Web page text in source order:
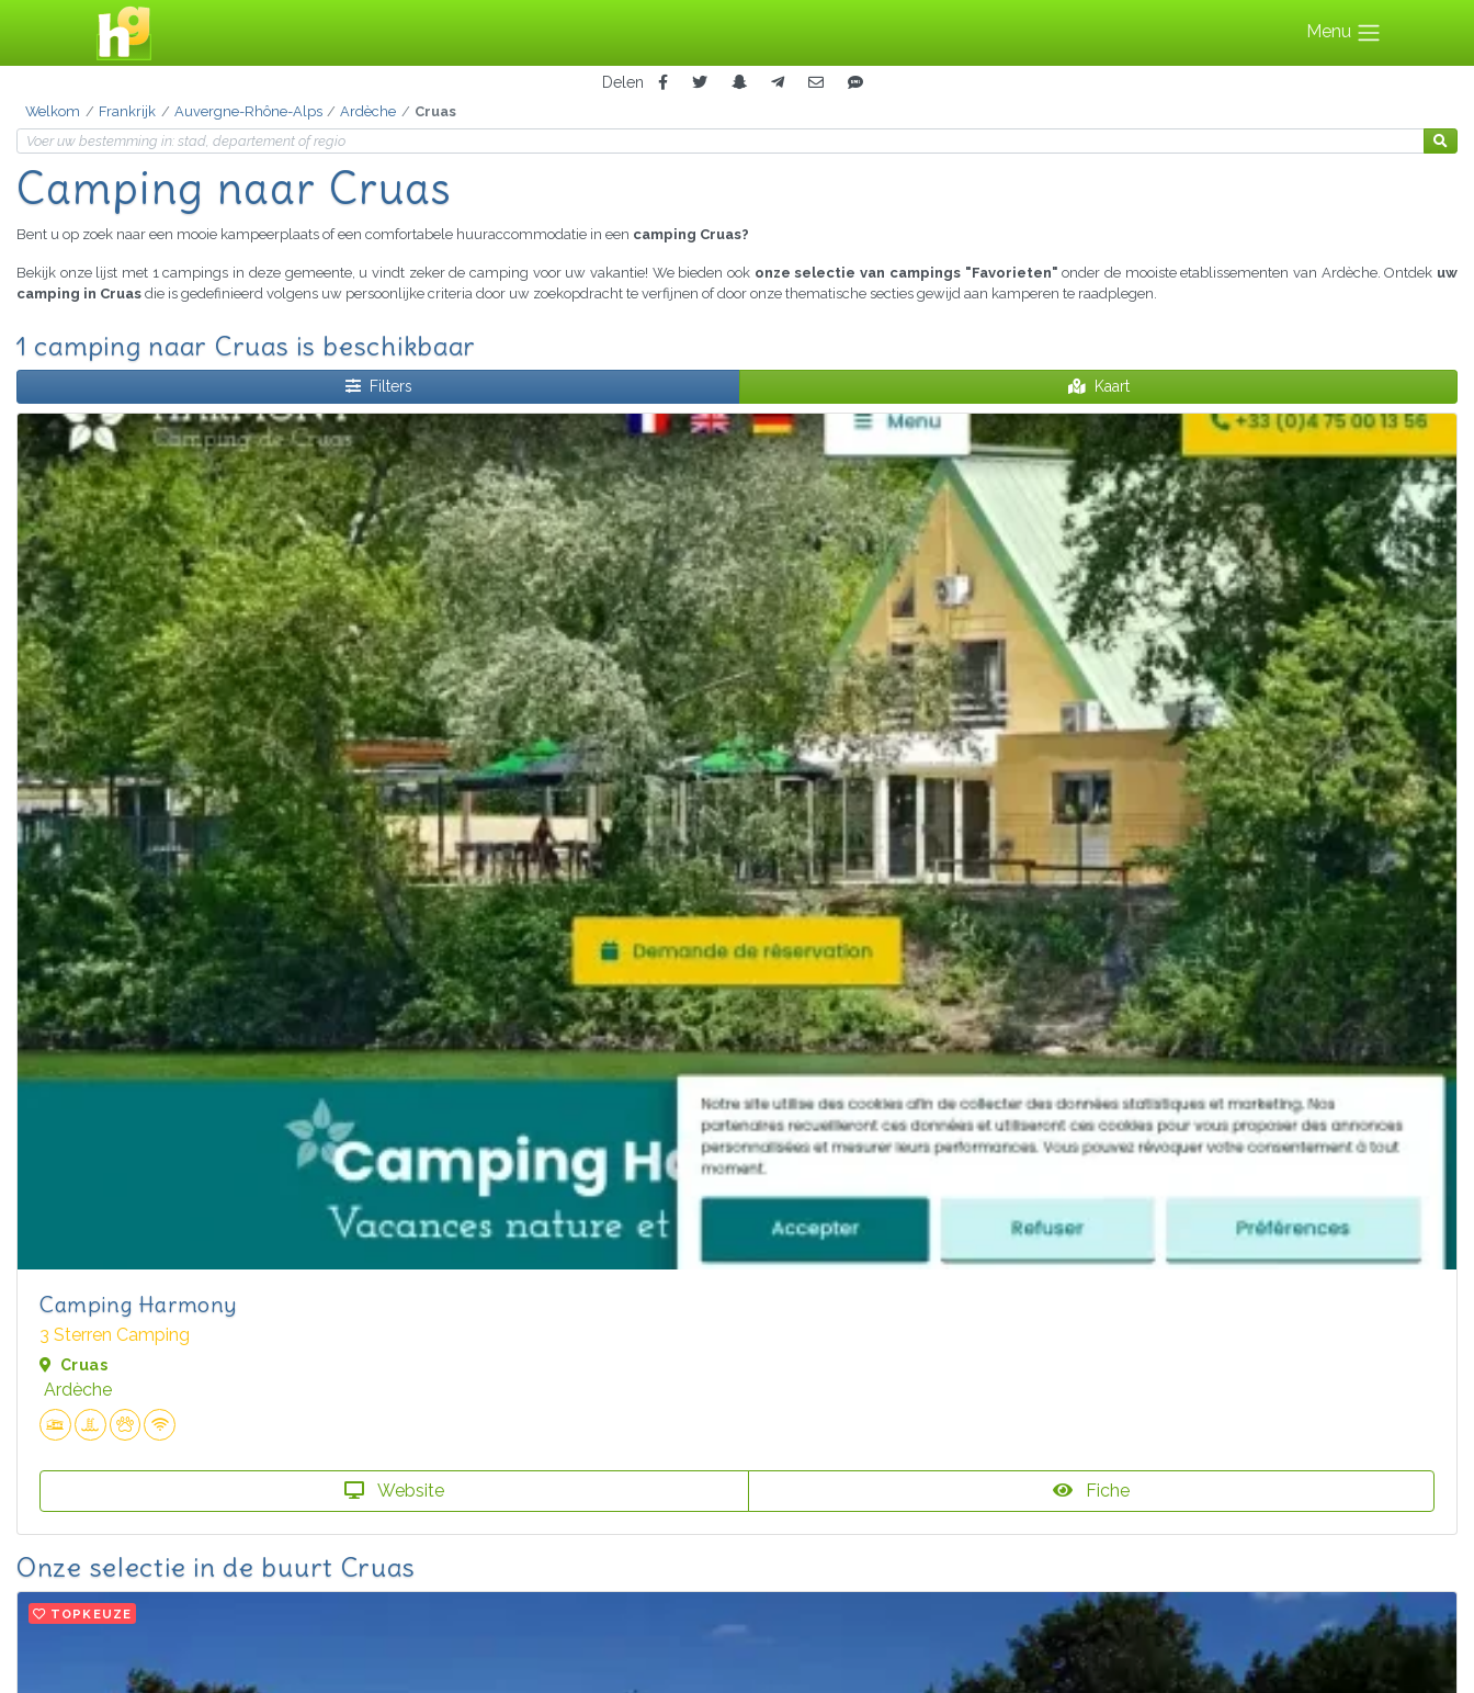
Menu
Delen
Welkom Frankrijk Auvergne-Rhône-Alps Ardèche Cruas
Camping naar Cruas
Bent u op zoek naar een mooie kampeerplaats of een comfortabele huuraccommodatie in een camping Cruas?
Bekijk onze lijst met 1 campings in deze gemeente, u vindt zeker de camping voor uw vakantie! We bieden ook onze selectie van campings "Favorieten" onder de mooiste etablissementen van Ardèche. Ontdek uw
camping in Cruas die is gedefinieerd volgens uw persoonlijke criteria door uw zoekopdracht te verfijnen of door onze thematische secties gewijd aan kamperen te raadplegen.
1 camping naar Cruas is beschikbaar
Filters Kaart
Camping Harmony
3 Sterren Camping
Cruas
Ardèche
Website Fiche
Onze selectie in de buurt Cruas
TOPKEUZE